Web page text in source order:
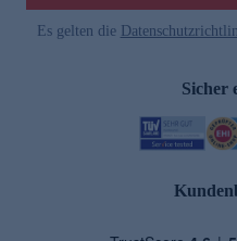
Es gelten die
Sicher